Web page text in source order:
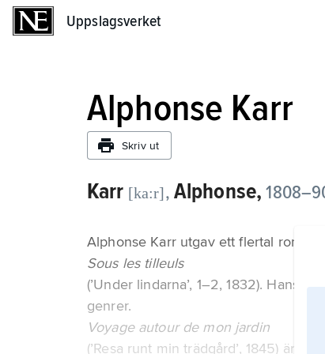
Uppslagsverket
Alphonse Karr
Skriv ut
Karr [ka:r], Alphonse,
Alphonse Karr utgav ett flertal
Sous les tilleuls
(’Under lindarna’, 1–2, 1832). Hans
genrer.
Voyage autour de mon jardin
(’Resa runt min trädgård’, 1845) är